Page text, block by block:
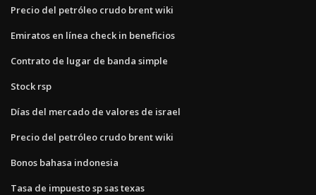
Precio del petróleo crudo brent wiki
Emiratos en línea check in beneficios
Contrato de lugar de banda simple
Stock rsp
Días del mercado de valores de israel
Precio del petróleo crudo brent wiki
Bonos bahasa indonesia
Tasa de impuesto sp sas texas